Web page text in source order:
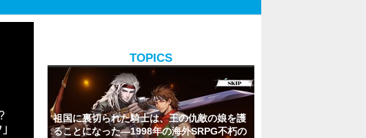
TOPICS
祖国に裏切られた騎士は、王の仇敵の娘を護
ることになった―1998年の海外SRPG不朽の